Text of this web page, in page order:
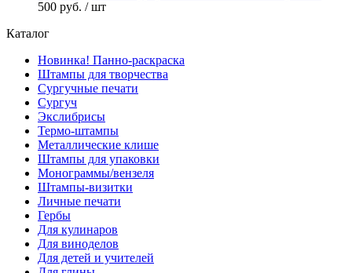
500 руб. / шт
Каталог
Новинка! Панно-раскраска
Штампы для творчества
Сургучные печати
Сургуч
Экслибрисы
Термо-штампы
Металлические клише
Штампы для упаковки
Монограммы/вензеля
Штампы-визитки
Личные печати
Гербы
Для кулинаров
Для виноделов
Для детей и учителей